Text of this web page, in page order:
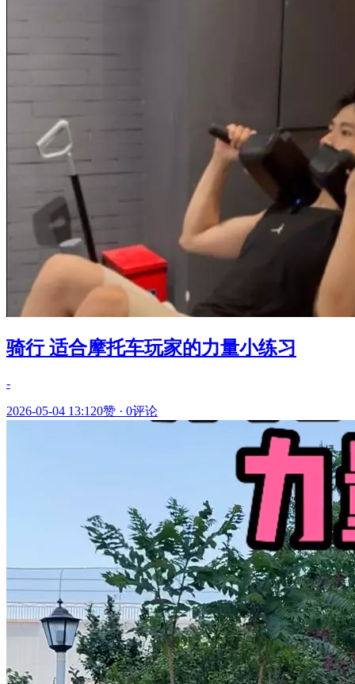
骑行 适合摩托车玩家的力量小练习
-
2026-05-04 13:120赞 · 0评论